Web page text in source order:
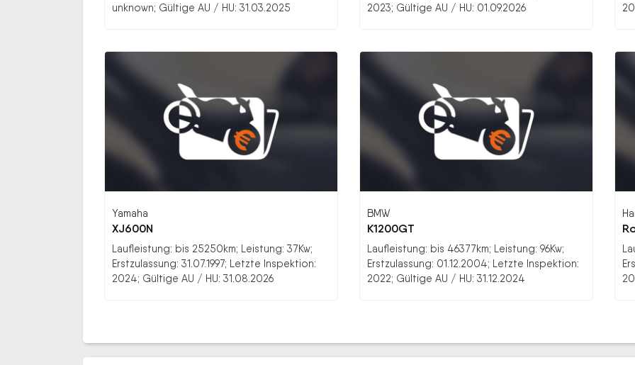
unknown; Gültige AU / HU: 31.03.2025
2023; Gültige AU / HU: 01.09.2026
Yamaha
XJ600N
Laufleistung: bis 25250km; Leistung: 37Kw;
Erstzulassung: 31.07.1997; Letzte Inspektion:
2024; Gültige AU / HU: 31.08.2026
BMW
K1200GT
Laufleistung: bis 46377km; Leistung: 96Kw;
Erstzulassung: 01.12.2004; Letzte Inspektion:
2022; Gültige AU / HU: 31.12.2024